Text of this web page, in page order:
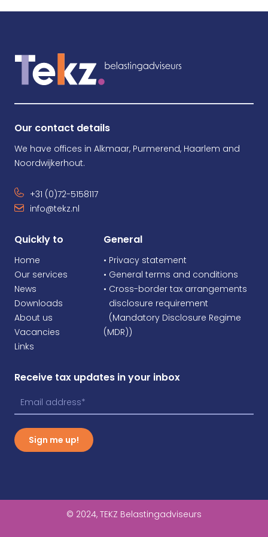
Our contact details
We have offices in Alkmaar, Purmerend, Haarlem and
Noordwijkerhout.
+31 (0)72-5158117
info@tekz.nl
Quickly to
Home
Our services
News
Downloads
About us
Vacancies
Links
General
• Privacy statement
• General terms and conditions
• Cross-border tax arrangements
disclosure requirement
(Mandatory Disclosure Regime
(MDR))
Receive tax updates in your inbox
Sign me up!
© 2024, TEKZ Belastingadviseurs